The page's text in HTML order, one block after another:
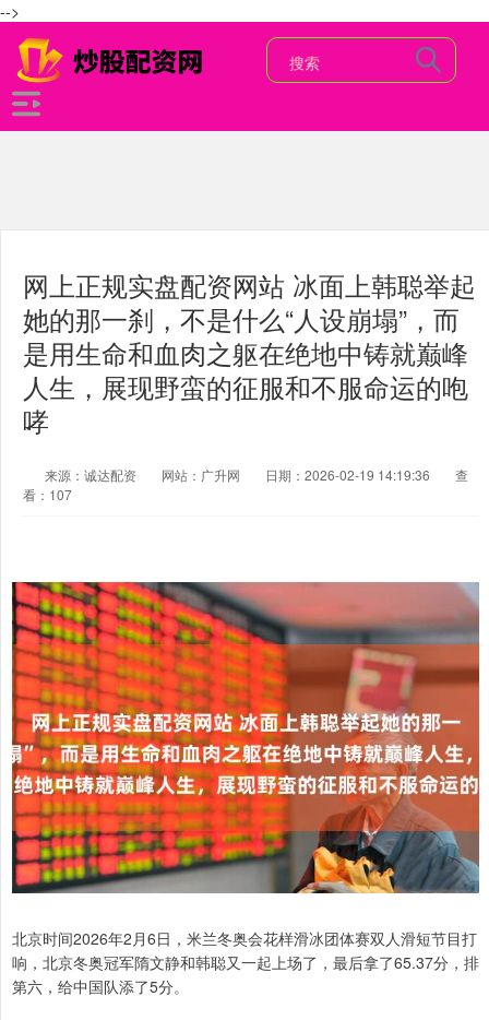
-->
网上正规实盘配资网站 冰面上韩聪举起
她的那一刹，不是什么“人设崩塌”，而
是用生命和血肉之躯在绝地中铸就巅峰
人生，展现野蛮的征服和不服命运的咆
哮
来源：诚达配资 网站：广升网 日期：2026-02-19 14:19:36
查
看：107
北京时间2026年2月6日，米兰冬奥会花样滑冰团体赛双人滑短节目打
响，北京冬奥冠军隋文静和韩聪又一起上场了，最后拿了65.37分，排
第六，给中国队添了5分。